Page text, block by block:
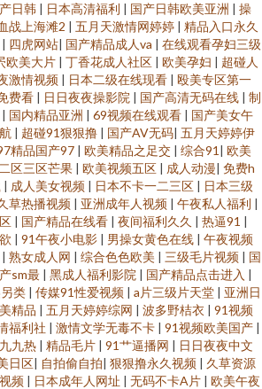
日韩 | 日本高清福利 | 国产日韩欧美亚洲 | 操
战上海滩2 | 五月天激情网婷婷 | 精品入口永久
| 四虎网站| 国产精品成人va | 在线观看孕妇三级
欧美大片 | 丁香花成人社区 | 欧美孕妇 | 超碰人
激情视频 | 日本二级在线现看 | 殴美专区第一
费看 | 日日夜夜操影院 | 国产高清无码在线 | 制
| 国内精品亚洲 | 69视频在线观看 | 国产美女午
| 超碰91狠狠撸 | 国产AV无码| 五月天婷婷伊
精品国产97 | 欧美精品之足交 | 综合91 | 欧美
区三区芒果 | 欧美视频五区 | 成人动漫| 免费h
| 成人美女视频 | 日本不卡一二三区 | 日本三级
草热播视频 | 亚洲成年人视频 | 午夜私人福利 |
| 国产精品在线看 | 夜间福利久久 | 热逼91 |
| 91午夜小电影 | 男操女黄色在线 | 午夜视频
| 熟女成人网 | 综合色色欧美 | 三级毛片视频 | 国
sm最 | 黑成人福利影院 | 国产精品点击进入 |
类 | 传媒91性爱视频 | a片三级片天堂 | 亚洲日
精品 | 五月天婷婷综网 | 波多野桔衣 | 91视频
福利社 | 激情文学无毒不卡 | 91视频欧美国产 |
九热 | 精品毛片 | 91艹逼播网 | 日日夜夜中文
日区| 自拍偷自拍| 狠狠撸永久视频 | 久草资源
频 | 日本成年人网址 | 无码不卡A片 | 欧美午夜